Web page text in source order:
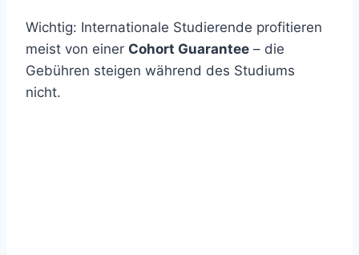
Wichtig: Internationale Studierende profitieren
meist von einer Cohort Guarantee – die
Gebühren steigen während des Studiums
nicht.